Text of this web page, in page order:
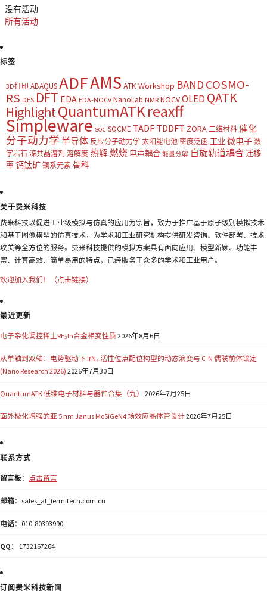
没有活动
所有活动
标签
3D打印 ABAQUSADFAMS ATK Workshop BAND COSMO-
RS DES DFT EDA EDA-NOCV NanoLab NMR NOCVOLED QATK
HighlightQuantumATKreaxff
Simpleware SOC SOCME TADF TDDFT ZORA 二维材料 催化
分子动力学 半导体 反应分子动力学 太阳能电池 密度泛函 工业 微电子 数
字岩石 深共晶溶剂 溶解度 热解燃烧 电声耦合 能量分解 自旋轨道耦合迁移
率钙钛矿 镧系元素 骨科
关于费米科技
费米科技以促进工业级模拟与仿真的应用为宗旨，致力于推广基于原子级别模拟技术
和基于图像模型的仿真技术，为学术和工业研究机构提供研发咨询、软件部署、技术
攻关等全方位的服务。费米科技提供的模拟方案具有面向应用、模型新颖、功能丰
富、计算高效、简单易用的特点，已经服务于众多的学术和工业用户。
欢迎加入我们！（点击链接）
最近更新
电子杂化调控稀土RE₂In合金相变性质2026年8月6日
从单轴到双轴：电势驱动下 IrN₄ 活性位点配位构型的动态演变与 C-N 偶联前体锁定
(Nano Research 2026) 2026年7月30日
QuantumATK 低维电子材料与器件合集（九） 2026年7月25日
面外极化增强的亚 5 nm Janus MoSiGeN4 场效应晶体管设计2026年7月25日
联系方式
留言板： 点击留言
邮箱：sales_at_fermitech.com.cn
电话：010-80393990
QQ ： 1732167264
订阅费米科技新闻